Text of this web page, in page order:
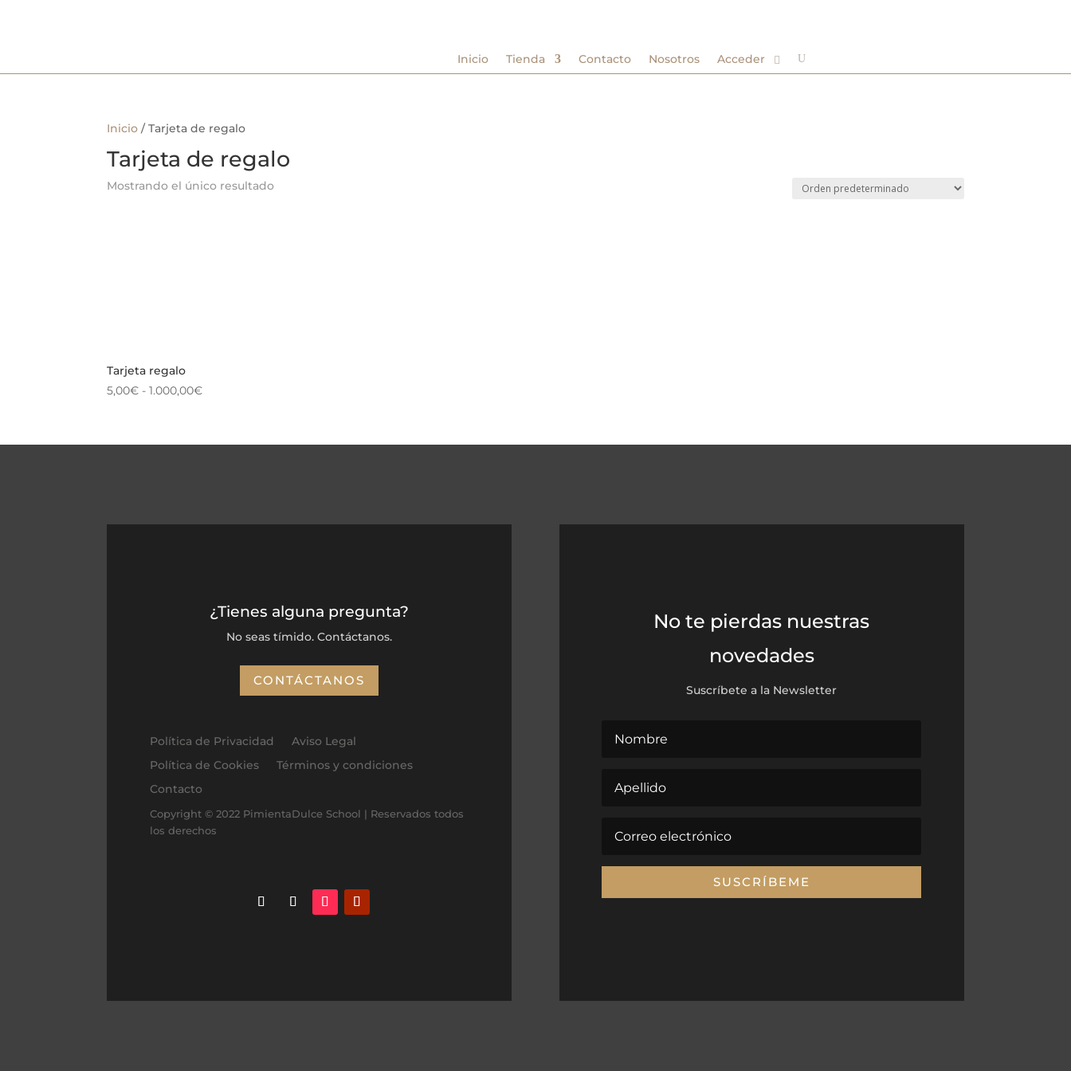
Inicio Tienda Contacto Nosotros Acceder
Inicio / Tarjeta de regalo
Tarjeta de regalo
Mostrando el único resultado
Tarjeta regalo
5,00€ - 1.000,00€Rango
desde
¿Tienes alguna pregunta?
No seas tímido. Contáctanos.
CONTÁCTANOS
Política de Privacidad
Aviso Legal
Política de Cookies
Términos y condiciones
Contacto
Copyright © 2022 PimientaDulce School | Reservados todos
los derechos
No te pierdas nuestras
novedades
Suscríbete a la Newsletter
SUSCRÍBEME